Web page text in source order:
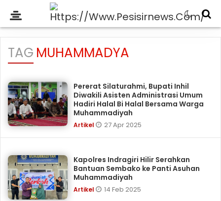
TAG MUHAMMADYA
Pererat Silaturahmi, Bupati Inhil
Diwakili Asisten Administrasi Umum
Hadiri Halal Bi Halal Bersama Warga
Muhammadiyah
Artikel 27 Apr 2025
Kapolres Indragiri Hilir Serahkan
Bantuan Sembako ke Panti Asuhan
Muhammadiyah
Artikel 14 Feb 2025